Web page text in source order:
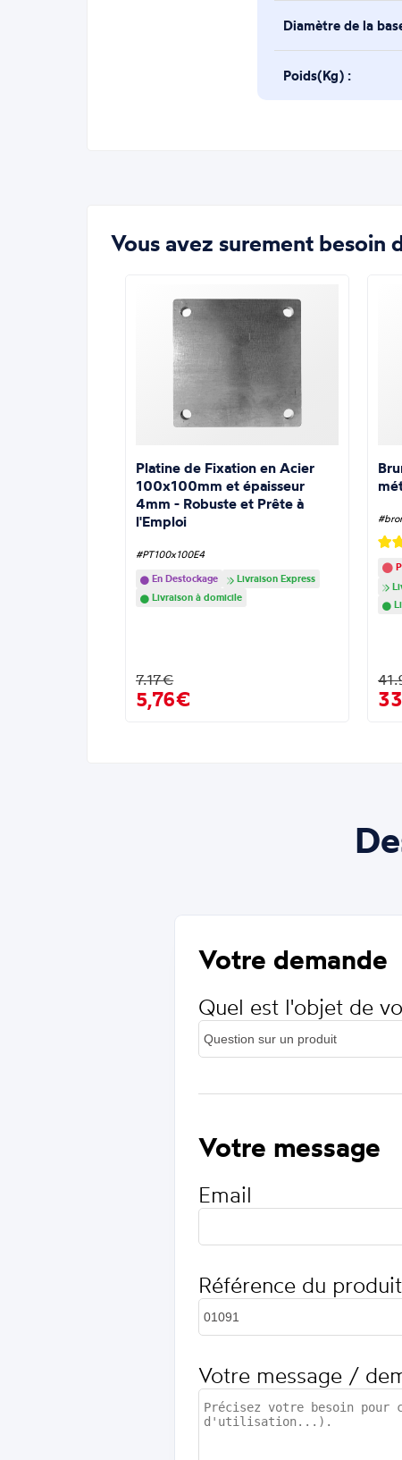
Diamètre de la
Poids(Kg) :
Vous avez surement besoin
Platine de Fixation en Acier
100x100mm et épaisseur
4mm - Robuste et Prête à
l'Emploi
#PT100x100E4
En Destockage
Livraison Express
Livraison à domicile
7.17€
5,76€
Votre demande
Quel est l'objet de
Votre message
Email
Référence du produit
Votre message /